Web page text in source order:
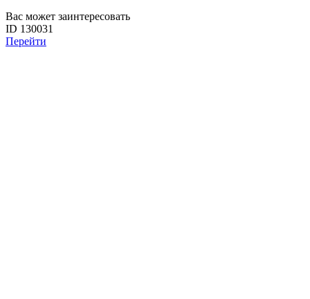
Вас может заинтересовать
ID 130031
Перейти